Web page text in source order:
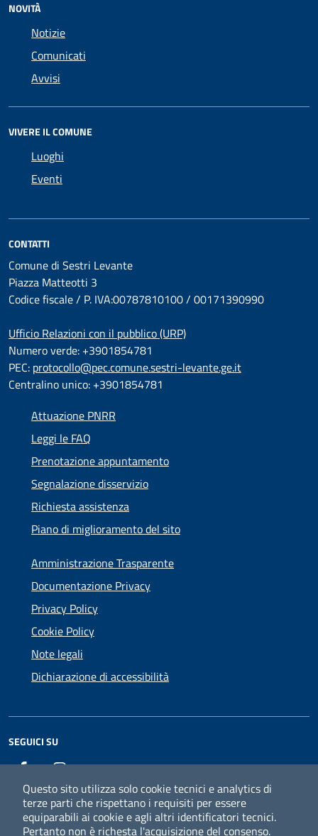
Questo sito utilizza solo cookie tecnici e analytics di
terze parti che rispettano i requisiti per essere
equiparabili ai cookie e agli altri identificatori tecnici.
Pertanto non è richesta l'acquisizione del consenso.
NOVITÀ
Notizie
Comunicati
Avvisi
VIVERE IL COMUNE
Luoghi
Eventi
CONTATTI
Comune di Sestri Levante
Piazza Matteotti 3
Codice fiscale / P. IVA:00787810100 / 00171390990
Ufficio Relazioni con il pubblico (URP)
Numero verde: +3901854781
PEC: protocollo@pec.comune.sestri-levante.ge.it
Centralino unico: +3901854781
Attuazione PNRR
Leggi le FAQ
Prenotazione appuntamento
Segnalazione disservizio
Richiesta assistenza
Piano di miglioramento del sito
Amministrazione Trasparente
Documentazione Privacy
Privacy Policy
Cookie Policy
Note legali
Dichiarazione di accessibilità
SEGUICI SU
FacebookInstagram